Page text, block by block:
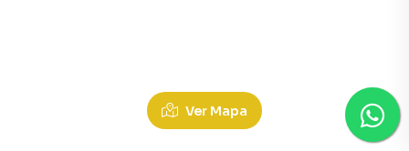
Ver Mapa